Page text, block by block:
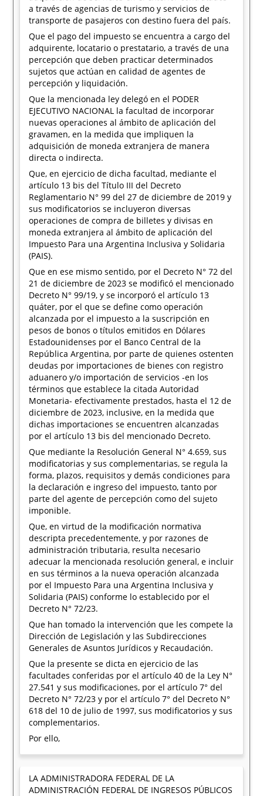
a través de agencias de turismo y servicios de
transporte de pasajeros con destino fuera del país.
Que el pago del impuesto se encuentra a cargo del
adquirente, locatario o prestatario, a través de una
percepción que deben practicar determinados
sujetos que actúan en calidad de agentes de
percepción y liquidación.
Que la mencionada ley delegó en el PODER
EJECUTIVO NACIONAL la facultad de incorporar
nuevas operaciones al ámbito de aplicación del
gravamen, en la medida que impliquen la
adquisición de moneda extranjera de manera
directa o indirecta.
Que, en ejercicio de dicha facultad, mediante el
artículo 13 bis del Título III del Decreto
Reglamentario N° 99 del 27 de diciembre de 2019 y
sus modificatorios se incluyeron diversas
operaciones de compra de billetes y divisas en
moneda extranjera al ámbito de aplicación del
Impuesto Para una Argentina Inclusiva y Solidaria
(PAIS).
Que en ese mismo sentido, por el Decreto N° 72 del
21 de diciembre de 2023 se modificó el mencionado
Decreto N° 99/19, y se incorporó el artículo 13
quáter, por el que se define como operación
alcanzada por el impuesto a la suscripción en
pesos de bonos o títulos emitidos en Dólares
Estadounidenses por el Banco Central de la
República Argentina, por parte de quienes ostenten
deudas por importaciones de bienes con registro
aduanero y/o importación de servicios -en los
términos que establece la citada Autoridad
Monetaria- efectivamente prestados, hasta el 12 de
diciembre de 2023, inclusive, en la medida que
dichas importaciones se encuentren alcanzadas
por el artículo 13 bis del mencionado Decreto.
Que mediante la Resolución General N° 4.659, sus
modificatorias y sus complementarias, se regula la
forma, plazos, requisitos y demás condiciones para
la declaración e ingreso del impuesto, tanto por
parte del agente de percepción como del sujeto
imponible.
Que, en virtud de la modificación normativa
descripta precedentemente, y por razones de
administración tributaria, resulta necesario
adecuar la mencionada resolución general, e incluir
en sus términos a la nueva operación alcanzada
por el Impuesto Para una Argentina Inclusiva y
Solidaria (PAIS) conforme lo establecido por el
Decreto N° 72/23.
Que han tomado la intervención que les compete la
Dirección de Legislación y las Subdirecciones
Generales de Asuntos Jurídicos y Recaudación.
Que la presente se dicta en ejercicio de las
facultades conferidas por el artículo 40 de la Ley N°
27.541 y sus modificaciones, por el artículo 7° del
Decreto N° 72/23 y por el artículo 7° del Decreto N°
618 del 10 de julio de 1997, sus modificatorios y sus
complementarios.
Por ello,
LA ADMINISTRADORA FEDERAL DE LA
ADMINISTRACIÓN FEDERAL DE INGRESOS PÚBLICOS